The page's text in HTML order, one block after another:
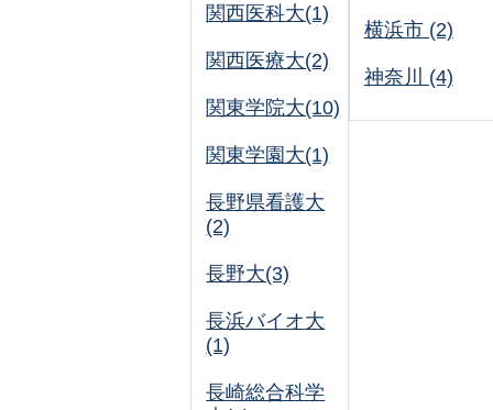
関西医科大(1)
関西医療大(2)
関東学院大(10)
関東学園大(1)
長野県看護大
(2)
長野大(3)
長浜バイオ大
(1)
長崎総合科学
横浜市 (2)
神奈川 (4)